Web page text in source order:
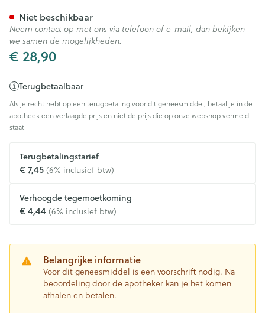
€ 28,90
Terugbetaalbaar
Als je recht hebt op een terugbetaling voor dit geneesmiddel, betaal je in de
apotheek een verlaagde prijs en niet de prijs die op onze webshop vermeld
staat.
Terugbetalingstarief
€ 7,45(6% inclusief btw)
Verhoogde tegemoetkoming
€ 4,44(6% inclusief btw)
Belangrijke informatie
Voor dit geneesmiddel is een voorschrift nodig. Na
beoordeling door de apotheker kan je het komen
afhalen en betalen.
Niet beschikbaar
Neem contact op met ons via telefoon of e-mail, dan bekijken
we samen de mogelijkheden.